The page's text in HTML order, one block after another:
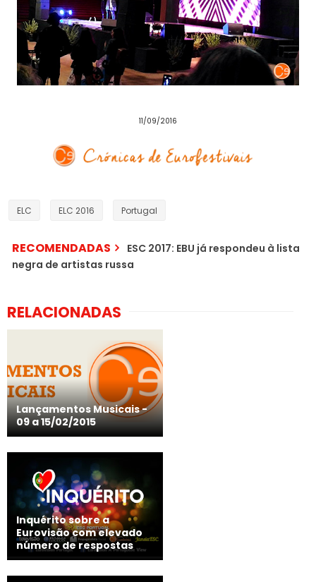
11/09/2016
ELC ELC 2016 Portugal
RECOMENDADAS
ESC 2017: EBU já respondeu à lista
negra de artistas russa
RELACIONADAS
Lançamentos Musicais -
09 a 15/02/2015
Inquérito sobre a
Eurovisão com elevado
número de respostas